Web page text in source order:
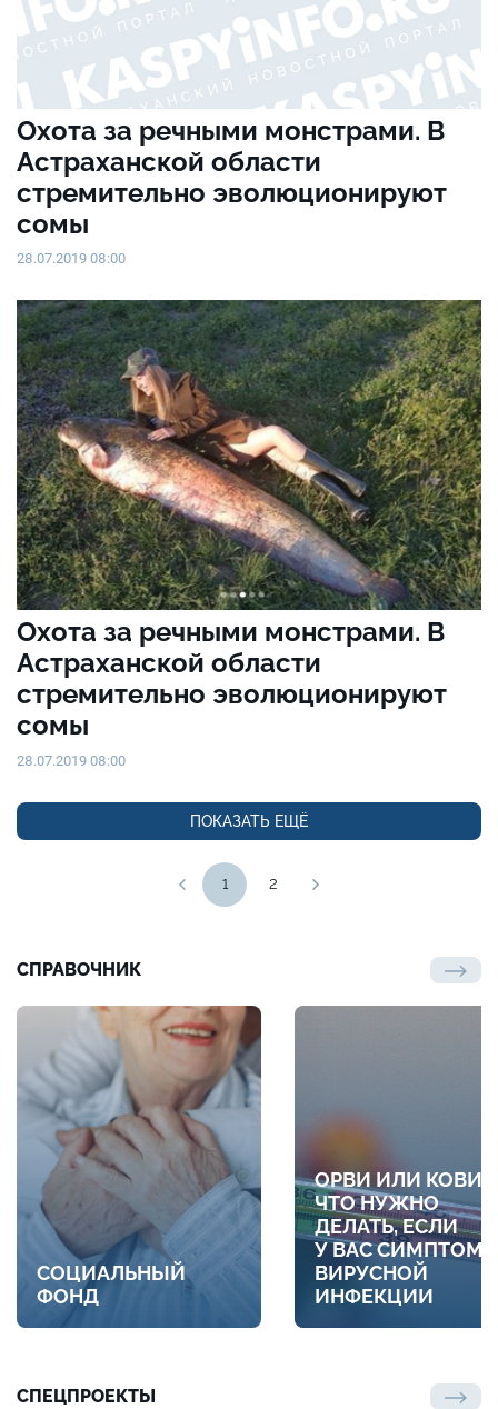
Охота за речными монстрами. В
Астраханской области
стремительно эволюционируют
сомы
28.07.2019 08:00
Охота за речными монстрами. В
Астраханской области
стремительно эволюционируют
сомы
28.07.2019 08:00
ПОКАЗАТЬ ЕЩЁ
1 2
СПРАВОЧНИК
СОЦИАЛЬНЫЙ
ФОНД
ОРВИ ИЛИ
ЧТО НУЖНО
ДЕЛАТЬ, ЕСЛИ
У ВАС
ВИРУСНОЙ
ИНФЕКЦИИ
СПЕЦПРОЕКТЫ